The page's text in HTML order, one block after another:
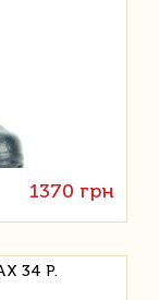
1370 грн
34 Р.